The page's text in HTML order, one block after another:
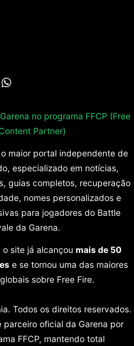
no programa FFCP (Free
Partner)
maior portal independente de
especializado em notícias,
guias completos, recuperação
nomes personalizados e
para jogadores do Battle
da Garena.
o site já alcançou mais de 50
e se tornou uma das maiores
sobre Free Fire.
Todos os direitos reservados.
parceiro oficial da Garena por
FFCP, mantendo total